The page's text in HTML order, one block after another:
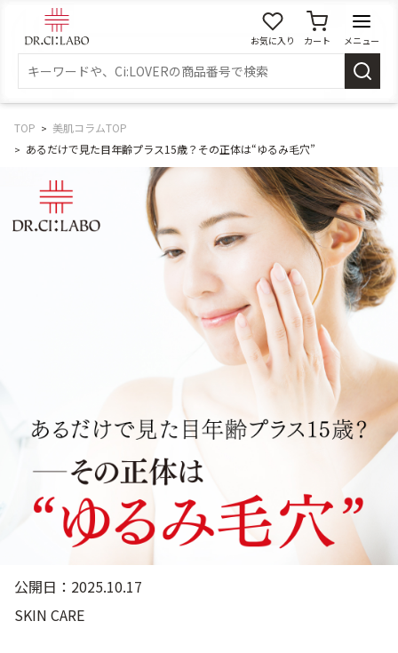
お気に入り カート メニュー
スキンケア
商品カテゴリーから探す
洗顔
化粧水
美容液
ゲル クリーム
UVケア マスク
商品カテゴリーから探す TOP
プロダクトラインから探す
TOP
美肌コラムTOP
あるだけで見た目年齢プラス15歳？その正体は“ゆるみ毛穴”
公開日：2025.10.17
SKIN CARE